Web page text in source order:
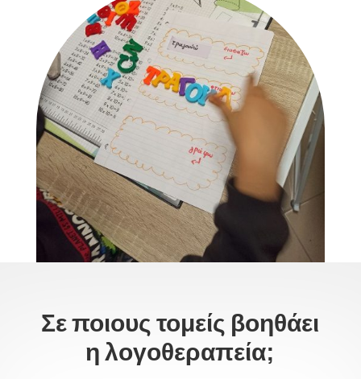
Σε ποιους τομείς βοηθάει
η λογοθεραπεία;